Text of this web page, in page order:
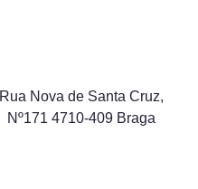
Rua Nova de Santa Cruz,
Nº171 4710-409 Braga